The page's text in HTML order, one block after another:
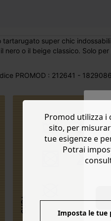
super chic
nero o il beige classico. Solo
PROMOD : 212641 -
CURA
Promod utilizza
sito, per
tue esigenze e
Potrai
Imposta le tue